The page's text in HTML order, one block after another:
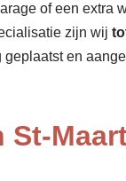
of een extra
zijn wij
en
St-